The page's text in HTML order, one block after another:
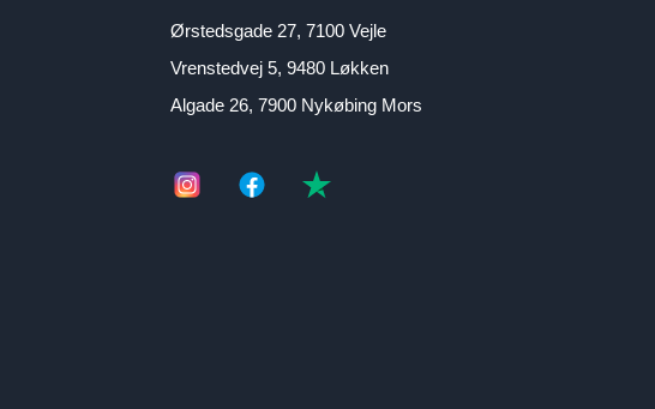
Ørstedsgade 27, 7100 Vejle
Vrenstedvej 5, 9480 Løkken
Algade 26, 7900 Nykøbing Mors